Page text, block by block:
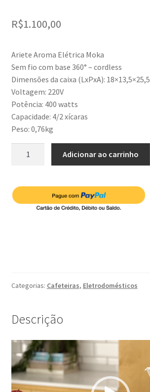
R$1.100,00
Ariete Aroma Elétrica Moka
Sem fio com base 360° – cordless
Dimensões da caixa (LxPxA): 18×13,5×25,5
Voltagem: 220V
Potência: 400 watts
Capacidade: 4/2 xícaras
Peso: 0,76kg
elétrica
4
Adicionar ao carrinho
Categorias: Cafeteiras, Eletrodomésticos
Descrição
Tocador
de
vídeo